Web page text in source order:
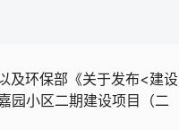
及环保部《关于发布<建设
园小区二期建设项目（二